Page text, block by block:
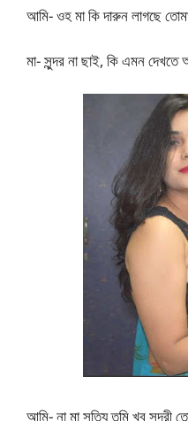
আমি- ওহ মা কি দারুন লাগছে
মা- সুন্দর না ছাই, কি এমন দেখতে
আমি- না মা সত্যি তুমি খুব সুন্দরী